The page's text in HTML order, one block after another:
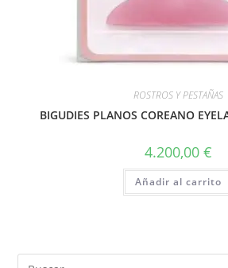
ROSTROS Y PESTAÑAS
BIGUDIES PLANOS COREANO
4.200,00 €
Añadir al carrito